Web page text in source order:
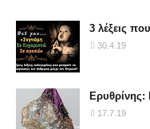
3 λέξεις
30.4.19
Ερυθρίνης:
17.7.19